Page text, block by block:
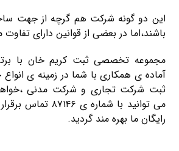
این دو گونه شرکت هم گرچه از جهت
باشند،اما در بعضی از قوانین دارای
مجموعه تخصصی ثبت کریم خان با
آماده ی همکاری با شما در زمینه ی
ثبت شرکت تجاری و شرکت مدنی
می توانید با شماره ی
رایگان ما بهره مند گردید.